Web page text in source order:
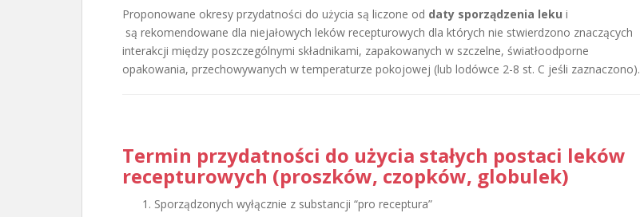
Proponowane okresy przydatności do użycia są liczone od daty sporządzenia leku i
są rekomendowane dla niejałowych leków recepturowych dla których nie stwierdzono znaczących
interakcji między poszczególnymi składnikami, zapakowanych w szczelne, światłoodporne
opakowania, przechowywanych w temperaturze pokojowej (lub lodówce 2-8 st. C jeśli zaznaczono).
Termin przydatności do użycia stałych postaci leków
recepturowych (proszków, czopków, globulek)
Sporządzonych wyłącznie z substancji “pro receptura”